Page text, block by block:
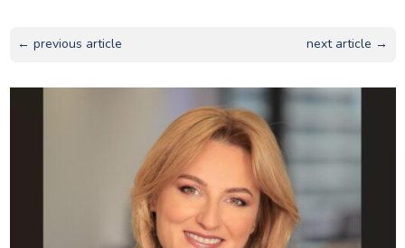
← previous article next article →